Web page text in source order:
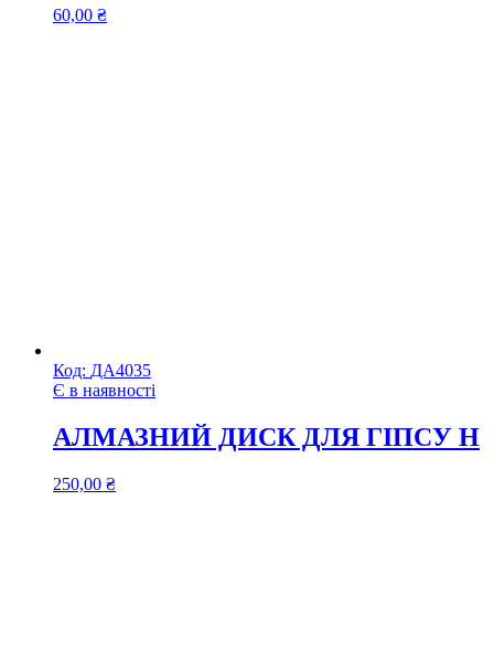
60,00 ₴
Код: ДА4035
Є в наявності
АЛМАЗНИЙ ДИСК ДЛЯ ГІПСУ H
250,00 ₴